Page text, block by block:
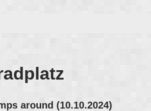
around (10.10.2024)